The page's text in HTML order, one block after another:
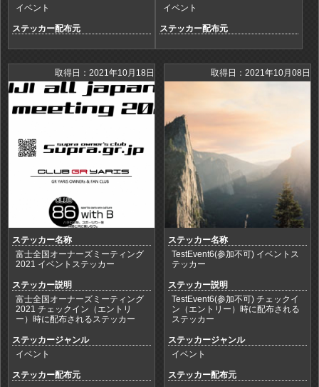
イベント
ステッカー配布元
イベント
ステッカー配布元
取得日：2021年10月18日
ステッカー名称
富士全国オーナーズミーティング
2021 イベントステッカー
ステッカー説明
富士全国オーナーズミーティング
2021 チェックイン（エントリ
ー）時に配布されるステッカー
ステッカージャンル
イベント
ステッカー配布元
取得日：2021年10月08日
ステッカー名称
TestEvent6(参加不可) イベントス
テッカー
ステッカー説明
TestEvent6(参加不可) チェックイ
ン（エントリー）時に配布される
ステッカー
ステッカージャンル
イベント
ステッカー配布元